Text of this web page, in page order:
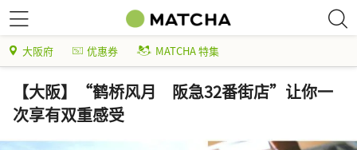
大阪府 优惠券 MATCHA 特集
【大阪】“鹤桥风月 阪急32番街店”让你一
次享有双重感受